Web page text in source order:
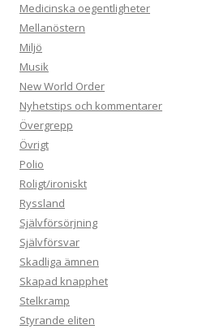
Medicinska oegentligheter
Mellanöstern
Miljö
Musik
New World Order
Nyhetstips och kommentarer
Övergrepp
Övrigt
Polio
Roligt/ironiskt
Ryssland
Självförsörjning
Självförsvar
Skadliga ämnen
Skapad knapphet
Stelkramp
Styrande eliten